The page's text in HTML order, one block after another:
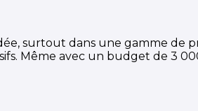
surtout dans une gamme de
Même avec un budget de 3